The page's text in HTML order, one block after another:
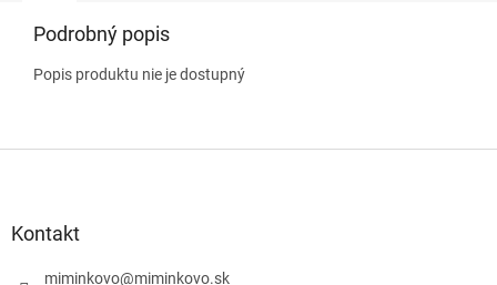
Podrobný popis
Popis produktu nie je dostupný
Kontakt
miminkovo@miminkovo.sk